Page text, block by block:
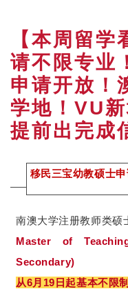
【本周留
请不限专业
申请开放！
学地！VU
提前出完成
移民三宝幼教硕士
南澳大学注册教师类硕
Master of
Secondary)
从6月19日起基本不限